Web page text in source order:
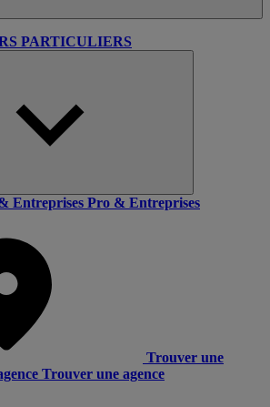
PARTICULIERS
Entreprises Pro & Entreprises
Trouver une
Trouver une agence